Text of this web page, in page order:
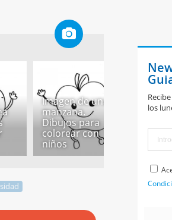
Imagen de una
manzana.
Dibujos para
colorear con
niños
para
con
los